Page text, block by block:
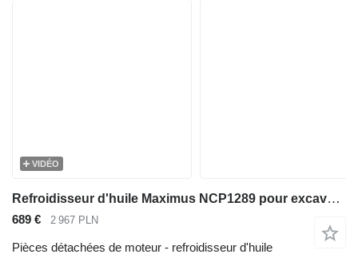
VIDÉO
Refroidisseur d'huile Maximus NCP1289 pour excavateur Komatsu PC200 PC210 PC230 PC220 PC250
689 € 2 967 PLN
Pièces détachées de moteur - refroidisseur d'huile